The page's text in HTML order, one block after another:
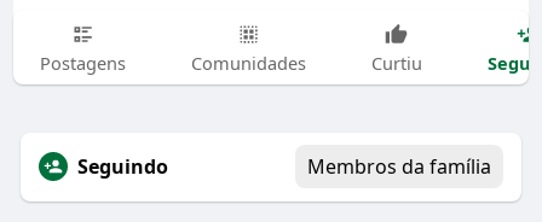
Postagens Comunidades Curtiu
Seguindo Membros da família